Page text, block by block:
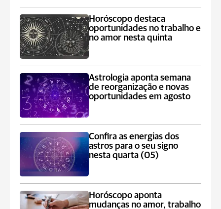
Horóscopo destaca
oportunidades no trabalho e
no amor nesta quinta
Astrologia aponta semana
de reorganização e novas
oportunidades em agosto
Confira as energias dos
astros para o seu signo
nesta quarta (05)
Horóscopo aponta
mudanças no amor, trabalho